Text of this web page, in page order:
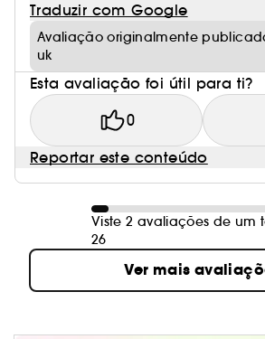
Traduzir com Google
Avaliação originalmente
uk
Esta avaliação foi útil para ti?
0
Reportar este conteúdo
Viste 2 avaliações de um
26
Ver mais